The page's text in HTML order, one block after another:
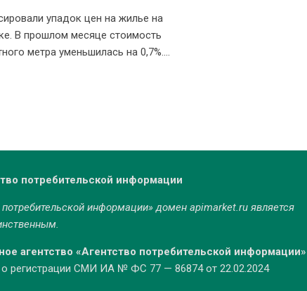
упадок цен на жилье на
В прошлом месяце стоимость
метра уменьшилась на 0,7%....
потребительской информации
потребительской информации» домен apimarket.ruявляется
агентство «Агентство потребительской информации»
о регистрации СМИ ИА № ФС 77 — 86874 от 22.02.2024